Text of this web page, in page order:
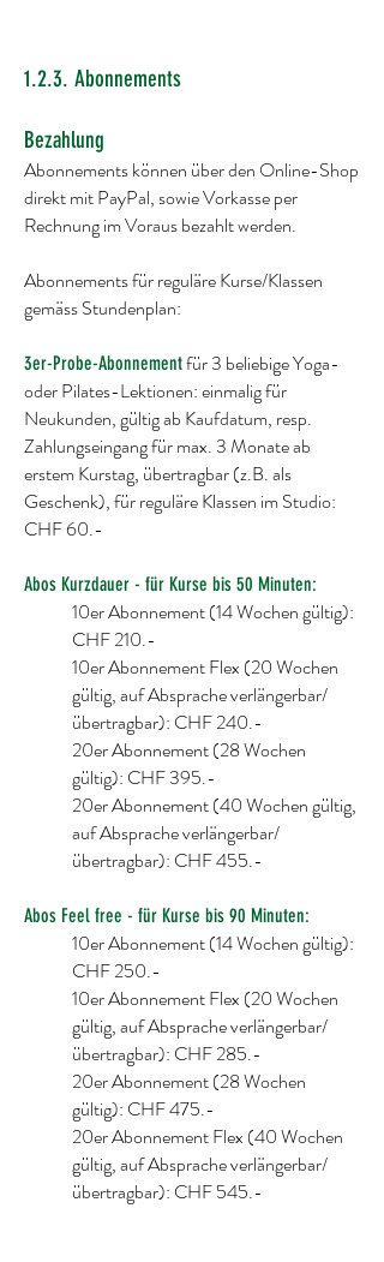
1.2.3. Abonnements
Bezahlung
Abonnements können über den Online-Shop
direkt mit PayPal, sowie Vorkasse per
Rechnung im Voraus bezahlt werden.
Abonnements für reguläre Kurse/Klassen
gemäss Stundenplan:
3er-Probe-Abonnementfür 3 beliebige Yoga-
oder Pilates-Lektionen: einmalig für
Neukunden, gültig ab Kaufdatum, resp.
Zahlungseingang für max. 3 Monate ab
erstem Kurstag, übertragbar (z.B. als
Geschenk), für reguläre Klassen im Studio:
CHF 60.-
Abos Kurzdauer - für Kurse bis 50 Minuten:
10er Abonnement (14 Wochen gültig):
CHF 210.-
10er Abonnement Flex (20 Wochen
gültig, auf Absprache verlängerbar/
übertragbar): CHF 240.-
20er Abonnement (28 Wochen
gültig): CHF 395.-
20er Abonnement (40 Wochen gültig,
auf Absprache verlängerbar/
übertragbar): CHF 455.-
Abos Feel free - für Kurse bis 90 Minuten:
10er Abonnement (14 Wochen gültig):
CHF 250.-
10er Abonnement Flex (20 Wochen
gültig, auf Absprache verlängerbar/
übertragbar): CHF 285.-
20er Abonnement (28 Wochen
gültig): CHF 475.-
20er Abonnement Flex (40 Wochen
gültig, auf Absprache verlängerbar/
übertragbar): CHF 545.-